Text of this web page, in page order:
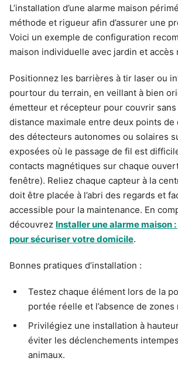
L’installation d’une alarme maison
méthode et rigueur afin d’assurer une
Voici un exemple de configuration
maison individuelle avec jardin et accès
Positionnez les barrières à tir laser ou
pourtour du terrain, en veillant à bien
émetteur et récepteur pour couvrir
distance maximale entre deux points de
des détecteurs autonomes ou solaires
exposées où le passage de fil est
contacts magnétiques sur chaque
fenêtre). Reliez chaque capteur à la
doit être placée à l’abri des regards et
accessible pour la maintenance. En
découvrez Installer une alarme maison
pour sécuriser votre domicile.
Bonnes pratiques d’installation :
Testez chaque élément lors de la
portée réelle et l’absence de zones
Privilégiez une installation à
éviter les déclenchements
animaux.